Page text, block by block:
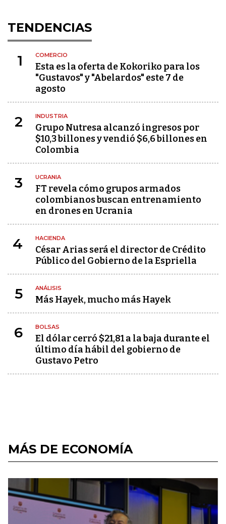
TENDENCIAS
1 COMERCIO
Esta es la oferta de Kokoriko para los
"Gustavos" y "Abelardos" este 7 de
agosto
2 INDUSTRIA
Grupo Nutresa alcanzó ingresos por
$10,3 billones y vendió $6,6 billones en
Colombia
3 UCRANIA
FT revela cómo grupos armados
colombianos buscan entrenamiento
en drones en Ucrania
4 HACIENDA
César Arias será el director de Crédito
Público del Gobierno de la Espriella
5 ANÁLISIS
Más Hayek, mucho más Hayek
6 BOLSAS
El dólar cerró $21,81 a la baja durante el
último día hábil del gobierno de
Gustavo Petro
MÁS DE ECONOMÍA